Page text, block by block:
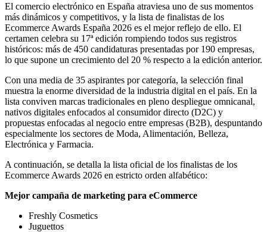
El comercio electrónico en España atraviesa uno de sus momentos
más dinámicos y competitivos, y la lista de finalistas de los
Ecommerce Awards España 2026 es el mejor reflejo de ello. El
certamen celebra su 17ª edición rompiendo todos sus registros
históricos: más de 450 candidaturas presentadas por 190 empresas,
lo que supone un crecimiento del 20 % respecto a la edición anterior.
Con una media de 35 aspirantes por categoría, la selección final
muestra la enorme diversidad de la industria digital en el país. En la
lista conviven marcas tradicionales en pleno despliegue omnicanal,
nativos digitales enfocados al consumidor directo (D2C) y
propuestas enfocadas al negocio entre empresas (B2B), despuntando
especialmente los sectores de Moda, Alimentación, Belleza,
Electrónica y Farmacia.
A continuación, se detalla la lista oficial de los finalistas de los
Ecommerce Awards 2026 en estricto orden alfabético:
Mejor campaña de marketing para eCommerce
Freshly Cosmetics
Juguettos